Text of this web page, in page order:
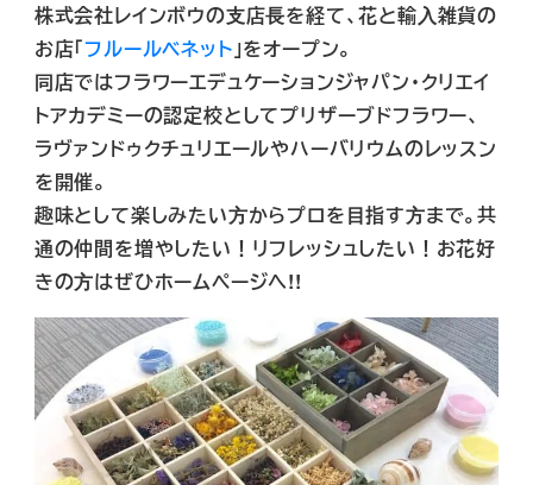
株式会社レインボウの⽀店⻑を経て、花と輸⼊雑貨の
お店「フルールベネット 」をオープン。
同店ではフラワーエデュケーションジャパン・クリエイ
トアカデミーの認定校としてプリザーブドフラワー、
ラヴァンドゥクチュリエールやハーバリウムのレッスン
を開催。
趣味として楽しみたい⽅からプロを⽬指す⽅まで。共
通の仲間を増やしたい！リフレッシュしたい！お花好
きの⽅はぜひホームページへ!!